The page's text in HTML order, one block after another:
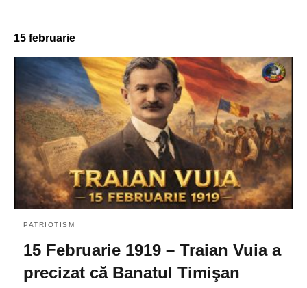
15 februarie
PATRIOTISM
15 Februarie 1919 – Traian Vuia a
precizat că Banatul Timişan